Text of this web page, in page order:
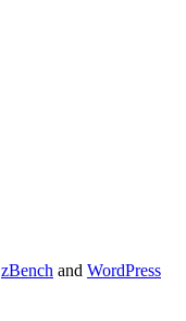
zBench and WordPress